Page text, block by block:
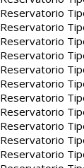
Reservatorio
Reservatorio
Reservatorio
Reservatorio
Reservatorio
Reservatorio
Reservatorio
Reservatorio
Reservatorio
Reservatorio
Reservatorio